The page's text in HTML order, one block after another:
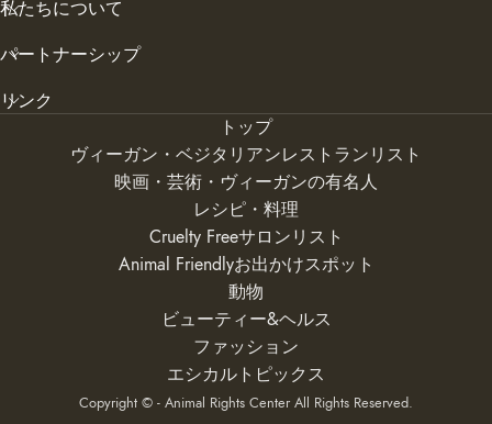
私たちについて
パートナーシップ
リンク
トップ
ヴィーガン・ベジタリアンレストランリスト
映画・芸術・ヴィーガンの有名人
レシピ・料理
Cruelty Freeサロンリスト
Animal Friendlyお出かけスポット
動物
ビューティー&ヘルス
ファッション
エシカルトピックス
Copyright © - Animal Rights Center All Rights Reserved.